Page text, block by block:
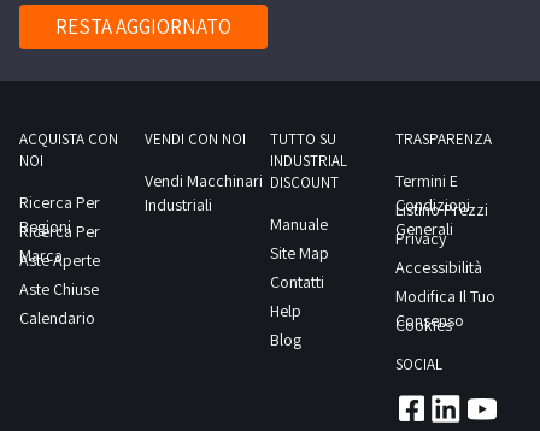
RESTA AGGIORNATO
ACQUISTA CON
NOI
Ricerca Per
Regioni
Ricerca Per
Marca
Aste Aperte
Aste Chiuse
Calendario
VENDI CON NOI
Vendi Macchinari
Industriali
TUTTO SU
INDUSTRIAL
DISCOUNT
Manuale
Site Map
Contatti
Help
Blog
TRASPARENZA
Termini E
Condizioni
Generali
Listino Prezzi
Privacy
Accessibilità
Modifica Il Tuo
Consenso
Cookies
SOCIAL